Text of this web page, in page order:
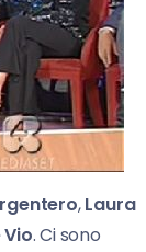
,Laura
. Ci sono